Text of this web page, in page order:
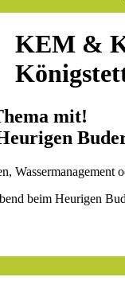
KEM &
mit!
beim Heurigen